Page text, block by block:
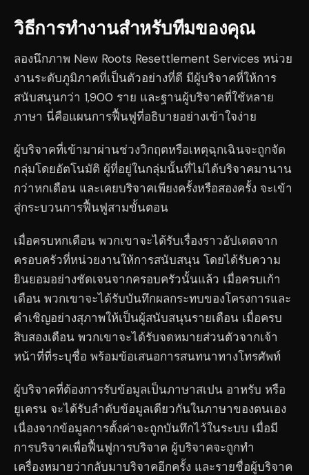
วิธีการทำงานสำหรับทีมของคุณ
ลองนึกภาพ New Roots Resettlement Services หน่วย
งานระดับภูมิภาคที่เป็นตัวอย่างที่ดี มีผู้บริจาคที่ให้การ
สนับสนุนกว่า 1,900 ราย และฐานผู้บริจาคที่ใช้หลาย
ภาษา นี่คือแผนการฟื้นฟูที่อธิบายอย่างเข้าใจง่าย
ผู้บริจาคที่เข้ามาผ่านช่วงวิกฤตหรือเหตุฉุกเฉินจะถูกจัด
กลุ่มโดยอัตโนมัติ ผู้ที่อยู่ในกลุ่มนั้นที่ไม่ได้บริจาคมานาน
กว่าหกเดือน และเคยบริจาคเพียงครั้งหรือสองครั้ง จะเข้า
สู่กระบวนการฟื้นฟูสามขั้นตอน
เมื่อครบหกเดือน พวกเขาจะได้รับเรื่องราวอัปเดตจาก
ครอบครัวที่หน่วยงานให้การสนับสนุน โดยได้รับความ
ยินยอมอย่างชัดเจนจากครอบครัวนั้นแล้ว เมื่อครบเก้า
เดือน พวกเขาจะได้รับบันทึกผลกระทบของโครงการและ
คำเชิญอย่างสุภาพให้เป็นผู้สนับสนุนรายเดือน เมื่อครบ
สิบสองเดือน พวกเขาจะได้รับจดหมายส่วนตัวจากเจ้า
หน้าที่ที่ระบุชื่อ พร้อมข้อเสนอการสนทนาทางโทรศัพท์
ผู้บริจาคที่ต้องการรับข้อมูลเป็นภาษาสเปน อาหรับ หรือ
ยูเครน จะได้รับลำดับข้อมูลเดียวกันในภาษาของตนเอง
เนื่องจากข้อมูลการตั้งค่าจะถูกบันทึกไว้ในระบบ เมื่อมี
การบริจาคเพื่อฟื้นฟูการบริจาค ผู้บริจาคจะถูกทำ
เครื่องหมายว่ากลับมาบริจาคอีกครั้ง และรายชื่อผู้บริจาค